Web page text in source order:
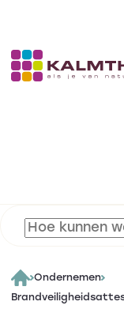
Ondernemen